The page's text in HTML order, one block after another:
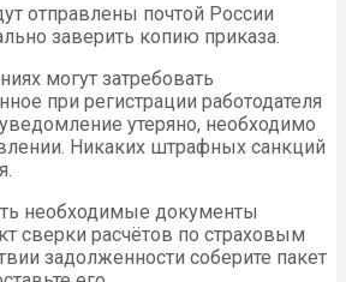
отправлены почтой России
заверить копию приказа.
могут затребовать
при регистрации работодателя
утеряно, необходимо
Никаких штрафных санкций
необходимые документы
сверки расчётов по страховым
задолженности соберите пакет